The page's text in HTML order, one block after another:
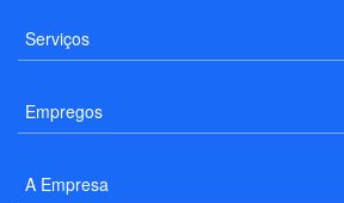
Serviços
Empregos
A Empresa